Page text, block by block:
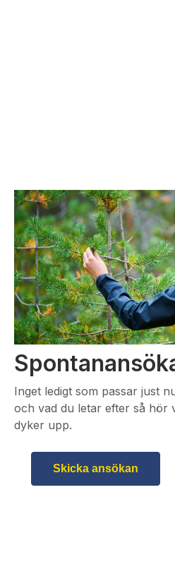
Inget ledigt som passar just
och vad du letar efter så hör
dyker upp.
Skicka ansökan